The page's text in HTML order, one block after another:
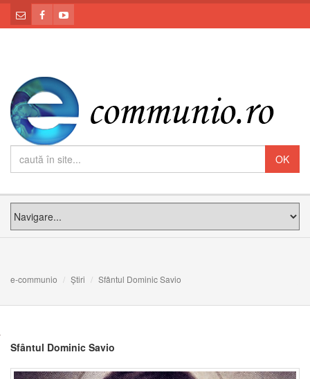
e-communio Știri Sfântul Dominic Savio
Sfântul Dominic Savio